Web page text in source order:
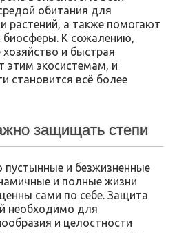
обитания для
растений, а также помогают
биосферы. К сожалению,
хозяйство и быстрая
этим экосистемам, и
становится всё более
защищать степи
пустынные и безжизненные
и полные жизни
сами по себе. Защита
необходимо для
и целостности